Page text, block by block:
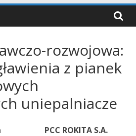
rozwojowa:
z pianek
uniepalniacze
PCC ROKITA S.A.